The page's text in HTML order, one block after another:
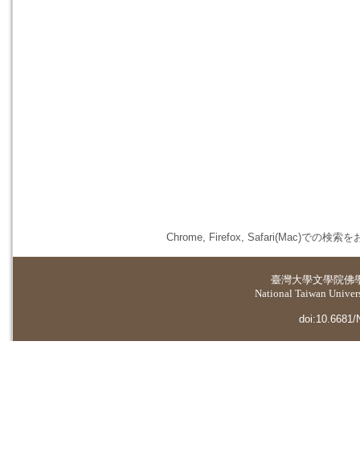
Chrome, Firefox, Safari(Mac)での検索を
臺灣大學文學院佛
National Taiwan
doi:10.6681/